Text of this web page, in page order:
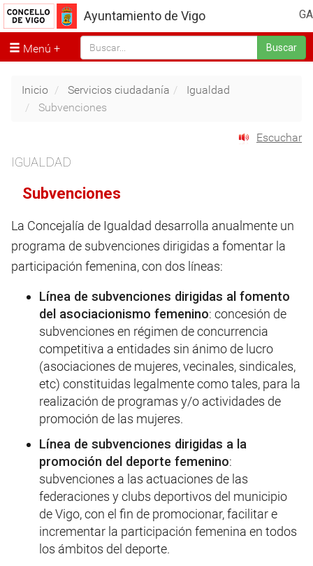
GA
Ayuntamiento de Vigo
Menú Buscar
Inicio Servicios ciudadanía
Igualdad
Subvenciones
Escuchar
IGUALDAD
Subvenciones
La Concejalía de Igualdad desarrolla anualmente un
programa de subvenciones dirigidas a fomentar la
participación femenina, con dos líneas:
Línea de subvenciones dirigidas al fomento
del asociacionismo femenino: concesión de
subvenciones en régimen de concurrencia
competitiva a entidades sin ánimo de lucro
(asociaciones de mujeres, vecinales, sindicales,
etc) constituidas legalmente como tales, para la
realización de programas y/o actividades de
promoción de las mujeres.
Línea de subvenciones dirigidas a la
promoción del deporte femenino:
subvenciones a las actuaciones de las
federaciones y clubs deportivos del municipio
de Vigo, con el fin de promocionar, facilitar e
incrementar la participación femenina en todos
los ámbitos del deporte.